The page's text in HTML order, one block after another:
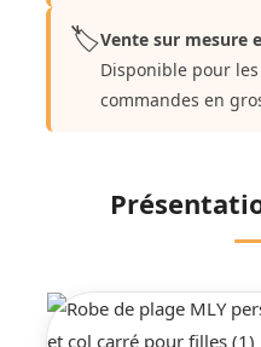
🏷️Vente sur mesure
Disponible pour
commandes en